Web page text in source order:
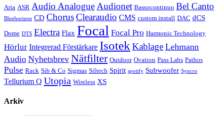
Aria ASR Audio Analogue Audionet Bassocontinuo Bel Canto
Bluehorizon CD ChorusClearaudio CMS custom install DAC dCS
Dome DTS Electra Flax Focal Focal Pro Harmonic Technology
Hörlur Integrerad Förstärkare Isotek Kablage Lehmann
Audio Nyhetsbrev Nätfilter Outdoor Ovation Pass Labs Pathos
Pulse Rack Sib & Co Sigmas Siltech Spirit spotify Subwoofer Syncro
Tellurium Q Utopia Wireless XS
Arkiv